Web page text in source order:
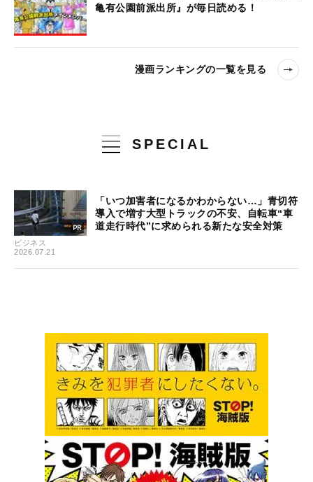
亀有公園前派出所』が毎日読める！
漫画ランキングの一覧を見る
SPECIAL
ビジネス
2026.07.21
「いつ加害者になるかわからない…」青切符
導入で増す大型トラックの不安、自転車“車
道走行時代”に求められる新たな安全対策